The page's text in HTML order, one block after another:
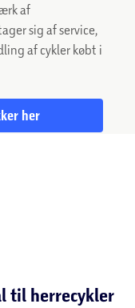
af
sig af service,
af cykler købt i
her
til herrecykler